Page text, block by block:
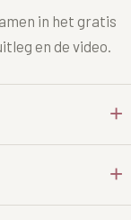
in het gratis
en de video.
+
+